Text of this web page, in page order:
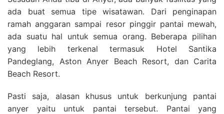
ada buat semua tipe wisatawan. Dari penginapan
ramah anggaran sampai resor pinggir pantai mewah,
ada suatu hal untuk semua orang. Beberapa pilihan
yang lebih terkenal termasuk Hotel Santika
Pandeglang, Aston Anyer Beach Resort, dan Carita
Beach Resort.
Pasti saja, alasan khusus untuk berkunjung pantai
anyer yaitu untuk pantai tersebut. Pantai yang